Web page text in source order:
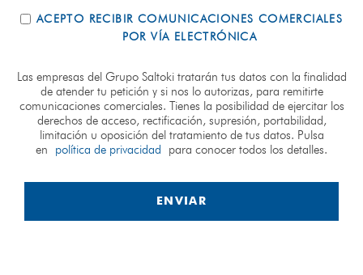
ACEPTO RECIBIR COMUNICACIONES COMERCIALES
POR VÍA ELECTRÓNICA
Las empresas del Grupo Saltoki tratarán tus datos con la finalidad
de atender tu petición y si nos lo autorizas, para remitirte
comunicaciones comerciales. Tienes la posibilidad de ejercitar los
derechos de acceso, rectificación, supresión, portabilidad,
limitación u oposición del tratamiento de tus datos. Pulsa
en política de privacidad para conocer todos los detalles.
ENVIAR